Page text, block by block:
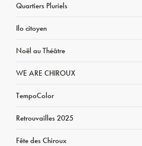
Quartiers Pluriels
Ilo citoyen
Noël au Théâtre
WE ARE CHIROUX
TempoColor
Retrouvailles 2025
Fête des Chiroux